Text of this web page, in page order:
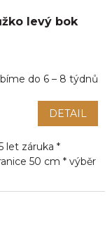
levý bok
do 6 – 8 týdnů
DETAIL
let záruka *
50 cm * výběr